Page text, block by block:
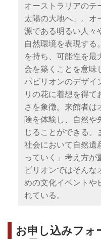
オーストラリアの
太陽の大地へ」。オ
源である明るい人々
自然環境を表現する
を持ち、可能性を最
会を築くことを意味
パビリオンのデザイ
リの花に着想を得て
さを象徴。来館者は
険を体験し、自然や
じることができる。
社会において自然遺
っていく」考え方が
ビリオンではそんな
めの文化イベントや
れている。
お申し込みフォ